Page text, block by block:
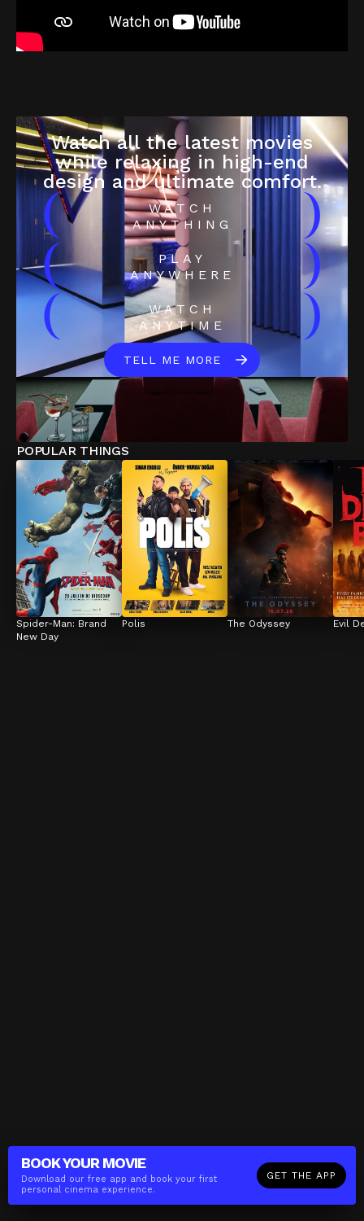
BOOK YOUR MOVIE
Download our free app and book your first
personal cinema experience.
GET THE APP
Watch all the latest movies
while relaxing in high-end
design and ultimate comfort.
(
WATCH
ANYTHING
)
(
PLAY
ANYWHERE
)
(
WATCH
ANYTIME
)
TELL ME MORE
POPULAR THINGS
Spider-Man: Brand
New Day
Polis The Odyssey Evil